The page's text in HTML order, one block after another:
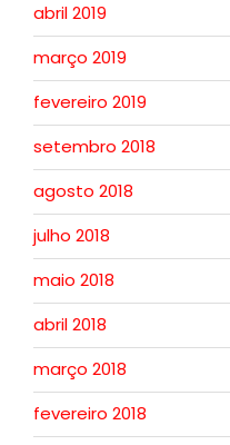
abril 2019
março 2019
fevereiro 2019
setembro 2018
agosto 2018
julho 2018
maio 2018
abril 2018
março 2018
fevereiro 2018